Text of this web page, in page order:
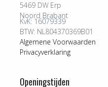
5469 DW Erp
Noord Brabant
KvK: 16079339
BTW: NL804370369B01
Algemene Voorwaarden
Privacyverklaring
Openingstijden